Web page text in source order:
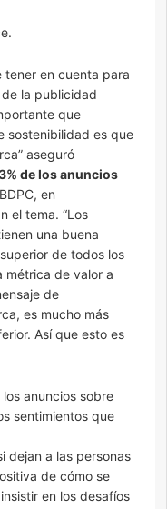
tener en cuenta para
la publicidad
que
sostenibilidad es que
aseguró
de los anuncios
en
el tema. “Los
una buena
de todos los
métrica de valor a
de
es mucho más
Así que esto es
anuncios sobre
sentimientos que
dejan a las personas
de cómo se
en los desafíos